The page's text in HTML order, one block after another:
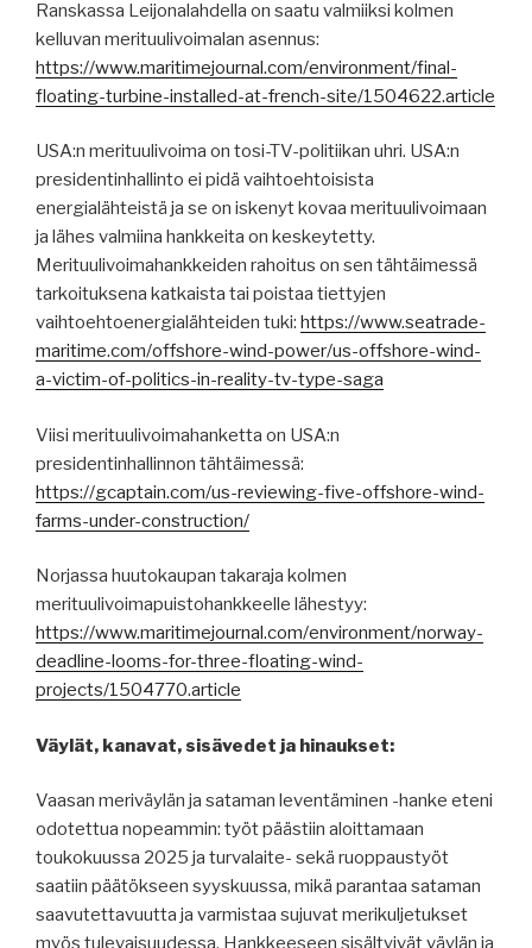
Ranskassa Leijonalahdella on saatu valmiiksi kolmen
kelluvan merituulivoimalan asennus:
https://www.maritimejournal.com/environment/final-
floating-turbine-installed-at-french-site/1504622.article
USA:n merituulivoima on tosi-TV-politiikan uhri. USA:n
presidentinhallinto ei pidä vaihtoehtoisista
energialähteistä ja se on iskenyt kovaa merituulivoimaan
ja lähes valmiina hankkeita on keskeytetty.
Merituulivoimahankkeiden rahoitus on sen tähtäimessä
tarkoituksena katkaista tai poistaa tiettyjen
vaihtoehtoenergialähteiden tuki: https://www.seatrade-
maritime.com/offshore-wind-power/us-offshore-wind-
a-victim-of-politics-in-reality-tv-type-saga
Viisi merituulivoimahanketta on USA:n
presidentinhallinnon tähtäimessä:
https://gcaptain.com/us-reviewing-five-offshore-wind-
farms-under-construction/
Norjassa huutokaupan takaraja kolmen
merituulivoimapuistohankkeelle lähestyy:
https://www.maritimejournal.com/environment/norway-
deadline-looms-for-three-floating-wind-
projects/1504770.article
Väylät, kanavat, sisävedet ja hinaukset:
Vaasan meriväylän ja sataman leventäminen -hanke eteni
odotettua nopeammin: työt päästiin aloittamaan
toukokuussa 2025 ja turvalaite- sekä ruoppaustyöt
saatiin päätökseen syyskuussa, mikä parantaa sataman
saavutettavuutta ja varmistaa sujuvat merikuljetukset
myös tulevaisuudessa. Hankkeeseen sisältyivät väylän ja